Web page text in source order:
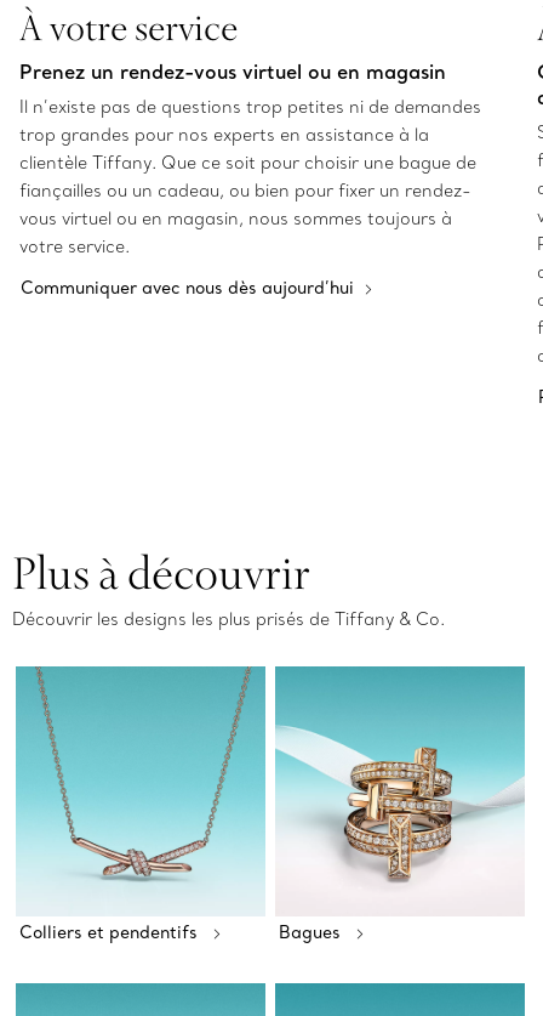
À votre service
Prenez un rendez-vous virtuel ou en magasin
Il n’existe pas de questions trop petites ni de demandes
trop grandes pour nos experts en assistance à la
clientèle Tiffany. Que ce soit pour choisir une bague de
fiançailles ou un cadeau, ou bien pour fixer un rendez-
vous virtuel ou en magasin, nous sommes toujours à
votre service.
Communiquer avec nous dès aujourd’hui
Plus à découvrir
Découvrir les designs les plus prisés de Tiffany & Co.
Colliers et pendentifs Bagues